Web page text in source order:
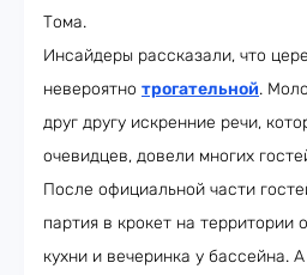
Тома.
Инсайдеры рассказали, что
невероятно трогательной.
друг другу искренние речи,
очевидцев, довели многих
После официальной части
партия в крокет на территории
кухни и вечеринка у бассейна.